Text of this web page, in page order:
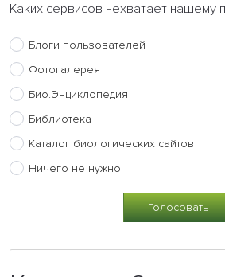
Каких сервисов нехватает нашему
Блоги пользователей
Фотогалерея
Био.Энциклопедия
Библиотека
Каталог биологических сайтов
Ничего не нужно